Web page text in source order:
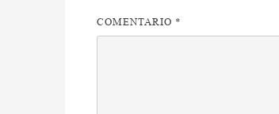
COMENTARIO *